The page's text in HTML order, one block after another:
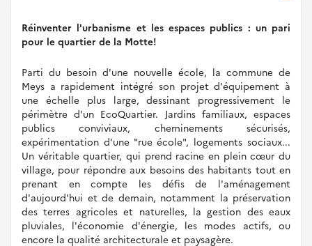
Réinventer l'urbanisme et les espaces publics : un pari
pour le quartier de la Motte!
Parti du besoin d'une nouvelle école, la commune de
Meys a rapidement intégré son projet d'équipement à
une échelle plus large, dessinant progressivement le
périmètre d'un EcoQuartier. Jardins familiaux, espaces
publics conviviaux, cheminements sécurisés,
expérimentation d'une "rue école", logements sociaux...
Un véritable quartier, qui prend racine en plein cœur du
village, pour répondre aux besoins des habitants tout en
prenant en compte les défis de l'aménagement
d'aujourd'hui et de demain, notamment la préservation
des terres agricoles et naturelles, la gestion des eaux
pluviales, l'économie d'énergie, les modes actifs, ou
encore la qualité architecturale et paysagère.